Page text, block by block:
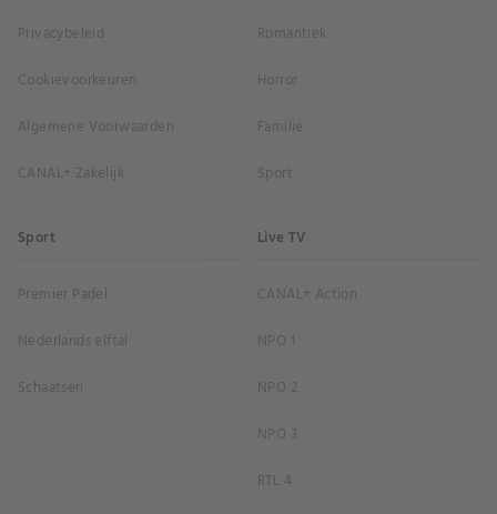
Privacybeleid
Cookievoorkeuren
Algemene Voorwaarden
CANAL+ Zakelijk
Romantiek
Horror
Familie
Sport
Sport
Premier Padel
Nederlands elftal
Schaatsen
Live TV
CANAL+ Action
NPO 1
NPO 2
NPO 3
RTL 4